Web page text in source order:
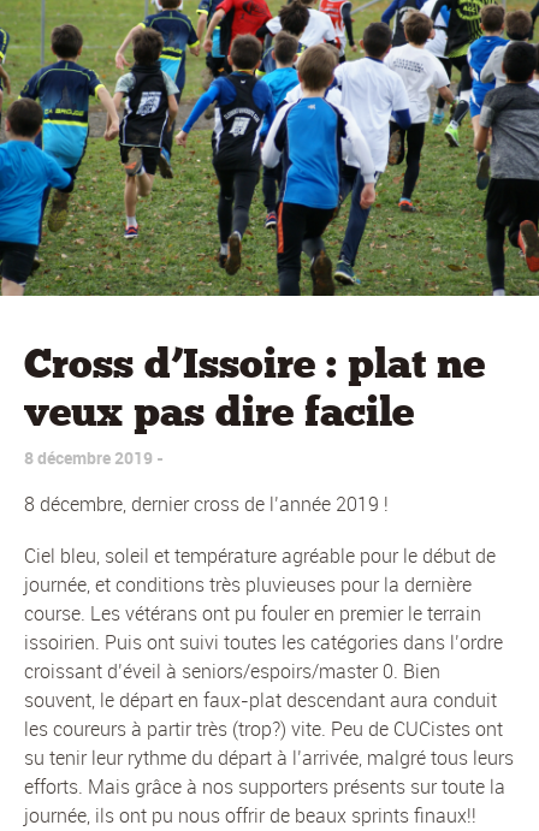
Cross d’Issoire : plat ne
veux pas dire facile
8 décembre 2019
8 décembre, dernier cross de l’année 2019 !
Ciel bleu, soleil et température agréable pour le début de
journée, et conditions très pluvieuses pour la dernière
course. Les vétérans ont pu fouler en premier le terrain
issoirien. Puis ont suivi toutes les catégories dans l’ordre
croissant d’éveil à seniors/espoirs/master 0. Bien
souvent, le départ en faux-plat descendant aura conduit
les coureurs à partir très (trop?) vite. Peu de CUCistes ont
su tenir leur rythme du départ à l’arrivée, malgré tous leurs
efforts. Mais grâce à nos supporters présents sur toute la
journée, ils ont pu nous offrir de beaux sprints finaux!!